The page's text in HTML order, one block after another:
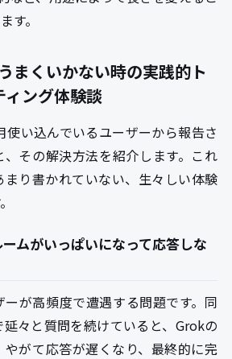
す。
まくいかない時の実践的ト
ィング体験談
使い込んでいるユーザーから報告さ
その解決方法を紹介します。これ
り書かれていない、生々しい体験
ムがいっぱいになって応答しな
が高頻度で遭遇する問題です。同
々と質問を続けていると、Grokの
やがて応答が遅くなり、最終的に完